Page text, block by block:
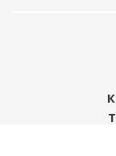
Розміщуючи